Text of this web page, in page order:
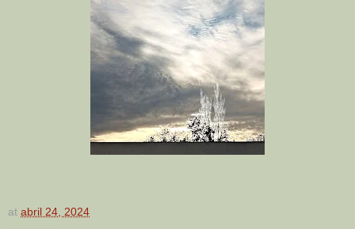
at abril 24, 2024